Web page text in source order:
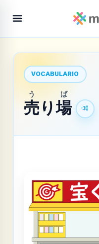
VOCABULARIO
売
う
り場
ば